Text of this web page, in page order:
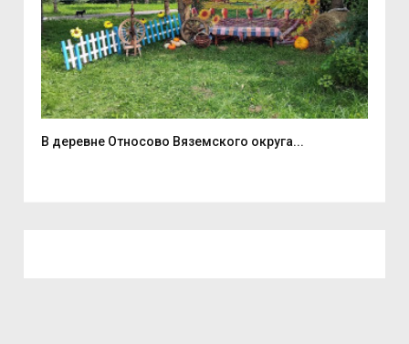
В деревне Относово Вяземского округа...